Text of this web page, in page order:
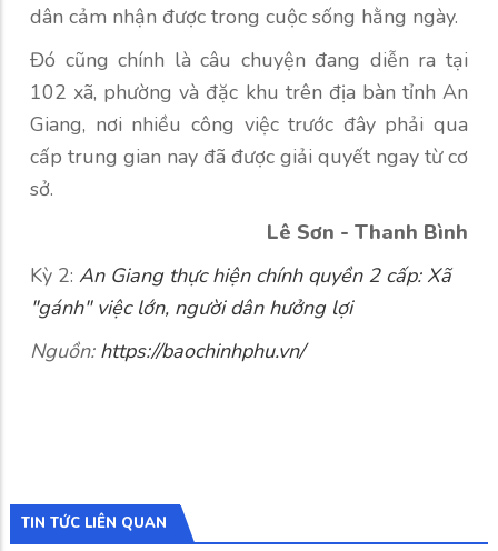
dân cảm nhận được trong cuộc sống hằng ngày.
Đó cũng chính là câu chuyện đang diễn ra tại
102 xã, phường và đặc khu trên địa bàn tỉnh An
Giang, nơi nhiều công việc trước đây phải qua
cấp trung gian nay đã được giải quyết ngay từ cơ
sở.
Lê Sơn - Thanh Bình
Kỳ 2: An Giang thực hiện chính quyền 2 cấp: Xã
"gánh" việc lớn, người dân hưởng lợi
Nguồn: https://baochinhphu.vn/
TIN TỨC LIÊN QUAN